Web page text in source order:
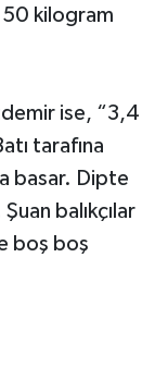
kilogram
ise, “3,4
tarafına
basar. Dipte
balıkçılar
boş boş